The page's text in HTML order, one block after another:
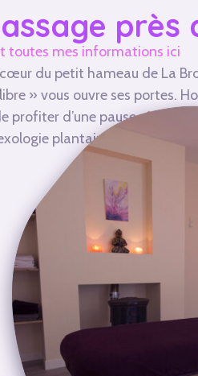
près
toutes mes informations ici
du petit hameau de La
» vous ouvre ses portes.
d’une pause
plantaire, de